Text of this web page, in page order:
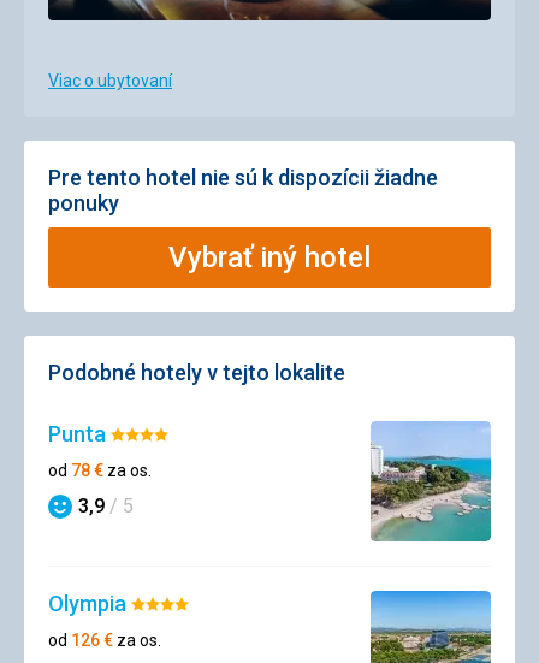
Viac o ubytovaní
Pre tento hotel nie sú k dispozícii žiadne
ponuky
Vybrať iný hotel
Podobné hotely v tejto lokalite
Punta Hodnotenie:
4/5
od 78€ za os.
Hodnotenie
3,9 / 5
Olympia Hodnotenie:
4/5
od 126€ za os.